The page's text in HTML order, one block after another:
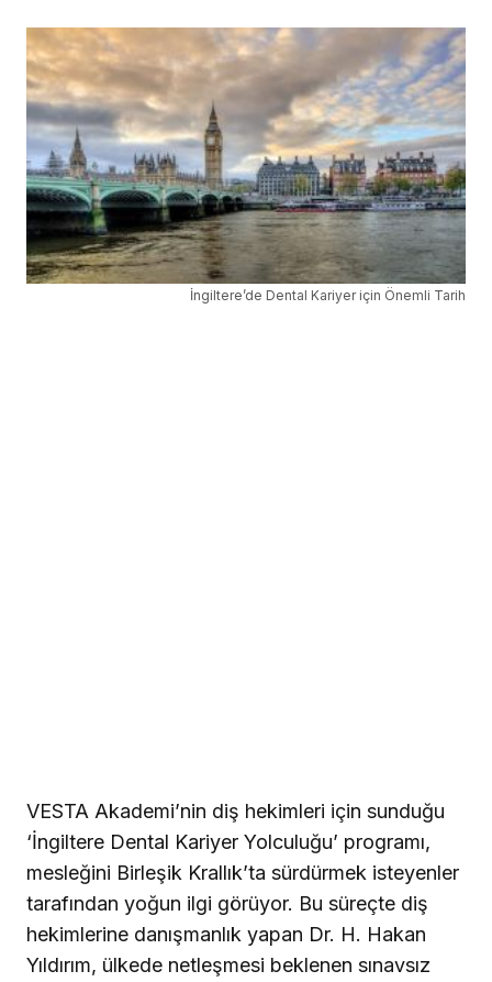
İngiltere’de Dental Kariyer için Önemli Tarih
VESTA Akademi’nin diş hekimleri için sunduğu
‘İngiltere Dental Kariyer Yolculuğu’ programı,
mesleğini Birleşik Krallık’ta sürdürmek isteyenler
tarafından yoğun ilgi görüyor. Bu süreçte diş
hekimlerine danışmanlık yapan Dr. H. Hakan
Yıldırım, ülkede netleşmesi beklenen sınavsız